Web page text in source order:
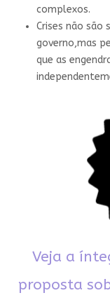
complexos.
Crises não são
governo,mas
que as
Veja a
proposta